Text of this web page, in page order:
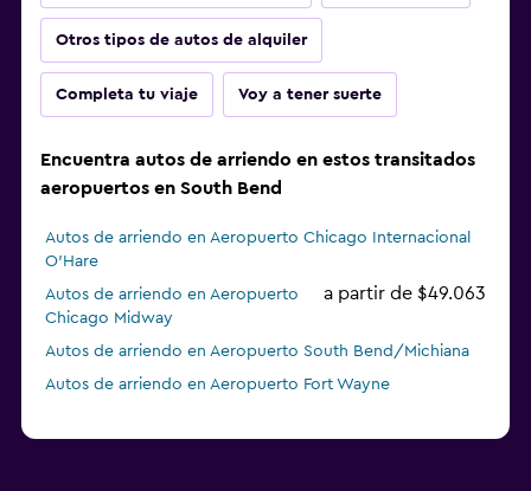
Otros tipos de autos de alquiler
Completa tu viaje Voy a tener suerte
Encuentra autos de arriendo en estos transitados
aeropuertos en South Bend
Autos de arriendo en Aeropuerto Chicago Internacional
O'Hare
Autos de arriendo en Aeropuerto
Chicago Midway
a partir de $49.063
Autos de arriendo en Aeropuerto South Bend/Michiana
Autos de arriendo en Aeropuerto Fort Wayne